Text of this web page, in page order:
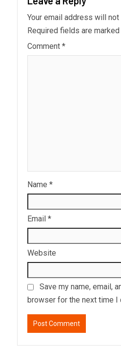
Your email address will
Required fields are marked
Comment *
Name *
Email *
Website
Save my name, email,
browser for the next time I